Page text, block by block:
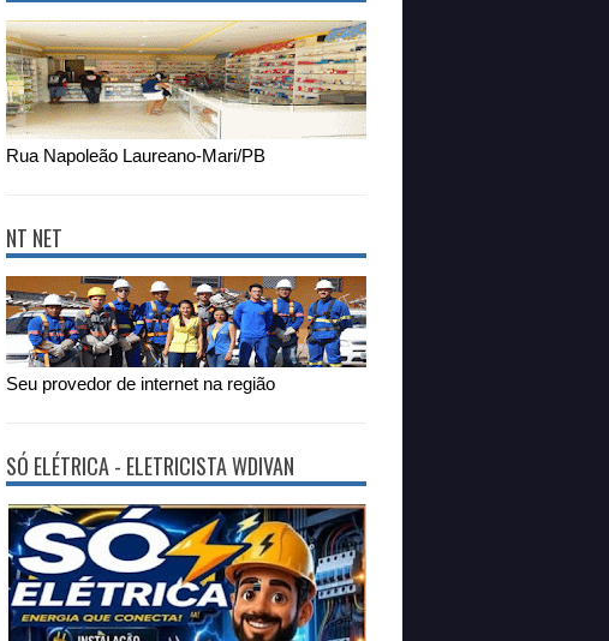
Rua Napoleão Laureano-Mari/PB
NT NET
Seu provedor de internet na região
SÓ ELÉTRICA - ELETRICISTA WDIVAN